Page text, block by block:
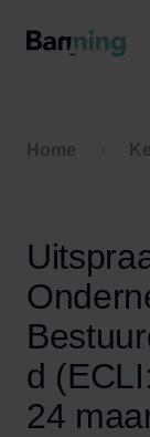
Home
d
24